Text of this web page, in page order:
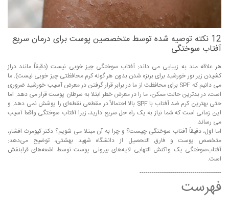
12 نکته توصیه شده توسط متخصصین پوست برای درمان سریع
آفتاب سوختگی
هر علاقه مند به زیبایی می داند: آفتاب سوختگی چیز خوبی نیست (دقیقاً مانند دراز
کشیدن زیر نور خورشید برای برنزه شدن بدون هر گونه کرم محافظتی چیز خوبی نیست). ما
می دانیم که SPF برای محافظت از ما در برابر قرار گرفتن در معرض آسیب خورشید ضروری
است، در بدترین حالت ممکن، ما را در معرض خطر ابتلا به سرطان پوست قرار می دهد. اما
حتی بهترین کرم ضد آفتاب با SPF بالا احتمالاً در مقطعی نقطه‌ای را پوشش نمی دهد. و
این زمانی است که شما نیاز به یک راه حل سریع دارید، زیرا آفتاب سوختگی واقعا آسیب
می رساند.
اما اول، دقیقاً آفتاب سوختگی چیست؟ و چرا به آن مبتلا می شویم؟ دکتر کیومرث افشار،
متخصص پوست و فارق التحصیل از دانشگاه شهید بهشتی، توضیح می‌دهد:
آفتاب‌سوختگی یک واکنش التهابی لایه‌های بیرونی پوست توسط اشعه‌های فرابنفش
است.
----------------------------------------
فهرست